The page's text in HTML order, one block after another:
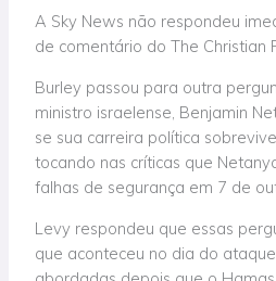
A Sky News não respondeu
de comentário do The Christian
Burley passou para outra
ministro israelense, Benjamin
se sua carreira política
tocando nas críticas que
falhas de segurança em 7 de
Levy respondeu que essas
que aconteceu no dia do